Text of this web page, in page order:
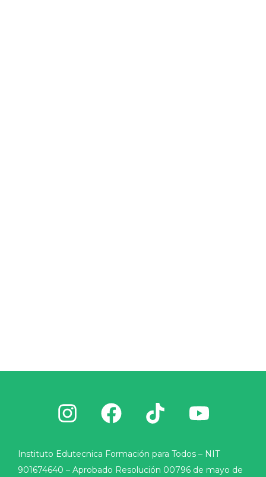
Instituto Edutecnica Formación para Todos – NIT
901674640 – Aprobado Resolución 00796 de mayo de